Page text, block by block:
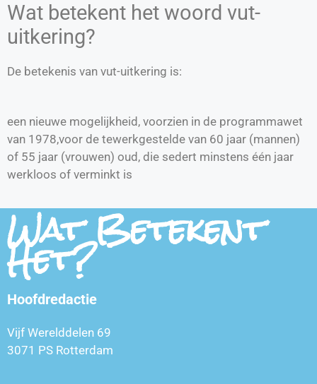
Wat betekent het woord vut-
uitkering?
De betekenis van vut-uitkering is:
een nieuwe mogelijkheid, voorzien in de programmawet
van 1978,voor de tewerkgestelde van 60 jaar (mannen)
of 55 jaar (vrouwen) oud, die sedert minstens één jaar
werkloos of verminkt is
Wat Betekent
Het?
Hoofdredactie
Vijf Werelddelen 69
3071 PS Rotterdam